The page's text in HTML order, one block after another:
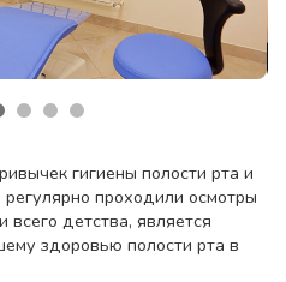
гигиены полости рта и
проходили осмотры
всего детства, является
здоровью полости рта в